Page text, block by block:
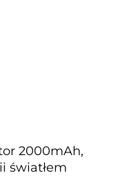
2000mAh,
światłem